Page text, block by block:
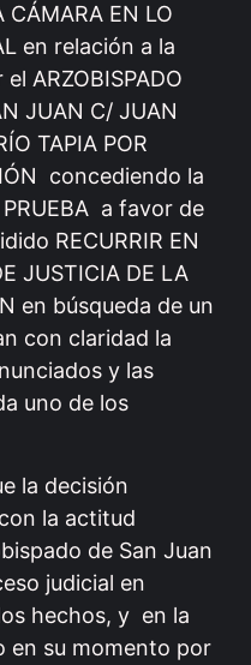
CÁMARA EN LO
en relación a la
ARZOBISPADO
JUAN C/ JUAN
TAPIA POR
concediendo la
a favor de
RECURRIR EN
JUSTICIA DE LA
en búsqueda de un
con claridad la
y las
uno de los
la decisión
la actitud
de San Juan
judicial en
hechos, y en la
en su momento por